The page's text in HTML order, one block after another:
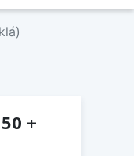
+